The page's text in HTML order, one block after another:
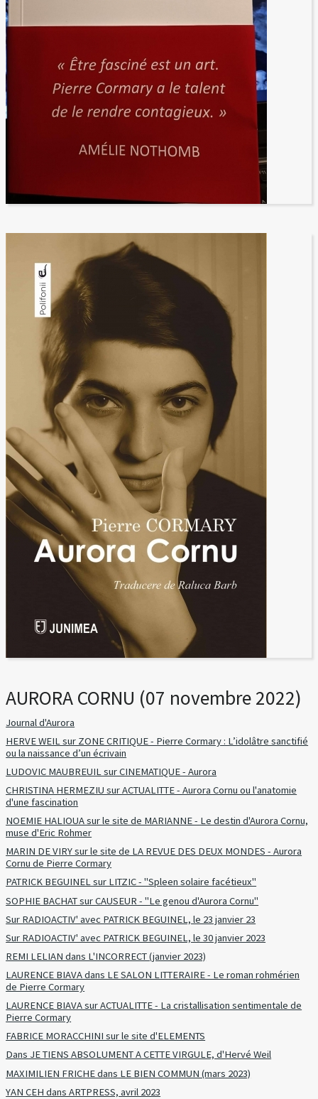
AURORA CORNU (07 novembre 2022)
Journal d'Aurora
HERVE WEIL sur ZONE CRITIQUE - Pierre Cormary : L’idolâtre sanctifié
ou la naissance d’un écrivain
LUDOVIC MAUBREUIL sur CINEMATIQUE - Aurora
CHRISTINA HERMEZIU sur ACTUALITTE - Aurora Cornu ou l'anatomie
d'une fascination
NOEMIE HALIOUA sur le site de MARIANNE - Le destin d'Aurora Cornu,
muse d'Eric Rohmer
MARIN DE VIRY sur le site de LA REVUE DES DEUX MONDES - Aurora
Cornu de Pierre Cormary
PATRICK BEGUINEL sur LITZIC - "Spleen solaire facétieux"
SOPHIE BACHAT sur CAUSEUR - "Le genou d'Aurora Cornu"
Sur RADIOACTIV' avec PATRICK BEGUINEL, le 23 janvier 23
Sur RADIOACTIV' avec PATRICK BEGUINEL, le 30 janvier 2023
REMI LELIAN dans L'INCORRECT (janvier 2023)
LAURENCE BIAVA dans LE SALON LITTERAIRE - Le roman rohmérien
de Pierre Cormary
LAURENCE BIAVA sur ACTUALITTE - La cristallisation sentimentale de
Pierre Cormary
FABRICE MORACCHINI sur le site d'ELEMENTS
Dans JE TIENS ABSOLUMENT A CETTE VIRGULE, d'Hervé Weil
MAXIMILIEN FRICHE dans LE BIEN COMMUN (mars 2023)
YAN CEH dans ARTPRESS, avril 2023